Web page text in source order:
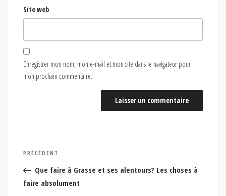
Site web
Enregistrer mon nom, mon e-mail et mon site dans le navigateur pour
mon prochain commentaire.
Navigation
de
l’article
Article
précédent
PRÉCÉDENT
Que faire à Grasse et ses alentours? Les choses à
faire absolument